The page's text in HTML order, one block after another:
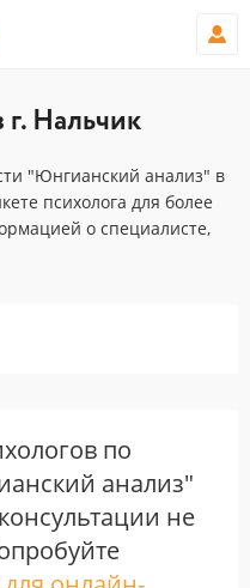
Нальчик
"Юнгианский анализ" в
психолога для более
о специалисте,
по
анализ"
не